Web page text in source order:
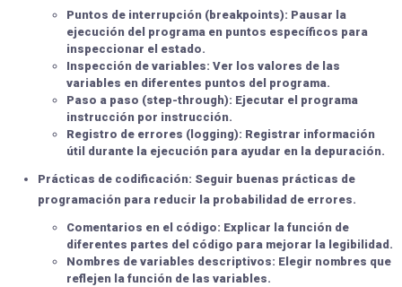
Puntos de interrupción (breakpoints): Pausar la
ejecución del programa en puntos específicos para
inspeccionar el estado.
Inspección de variables: Ver los valores de las
variables en diferentes puntos del programa.
Paso a paso (step-through): Ejecutar el programa
instrucción por instrucción.
Registro de errores (logging): Registrar información
útil durante la ejecución para ayudar en la depuración.
Prácticas de codificación: Seguir buenas prácticas de
programación para reducir la probabilidad de errores.
Comentarios en el código: Explicar la función de
diferentes partes del código para mejorar la legibilidad.
Nombres de variables descriptivos: Elegir nombres que
reflejen la función de las variables.